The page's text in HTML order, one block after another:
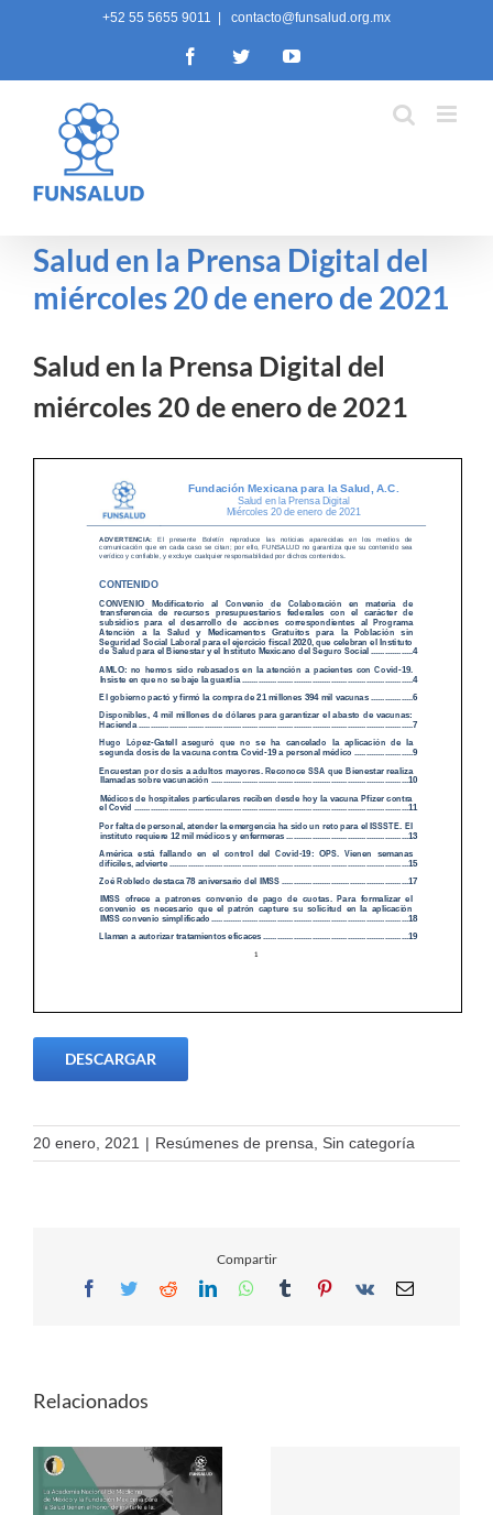
+52 55 5655 9011 contacto@funsalud.org.mx
FacebookTwitterYouTube
Salud en la Prensa Digital del
miércoles 20 de enero de 2021
Salud en la Prensa Digital del
miércoles 20 de enero de 2021
DESCARGAR
20 enero, 2021 | Resúmenes de prensa, Sin categoría
Compartir
Facebook
TwitterRedditLinkedInWhatsApp
TumblrPinterest
Vk Email
Relacionados